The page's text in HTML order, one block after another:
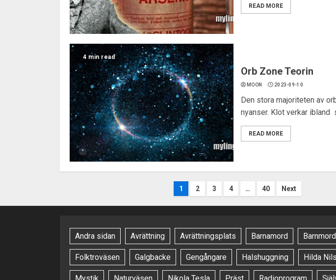
READ MORE
4 min read
Orb Zone Teorin
MOON 2023-09-10
Den stora majoriteten av
nyanser. Klot verkar ibland
READ MORE
Inläggsnavigering
1 2 3 4 … 40 Next
Andra sidan Avrättning Avrättningsplats Barnamord Barnmord
Folktroväsen Galgbacke Gengångare Halshuggning Hilda